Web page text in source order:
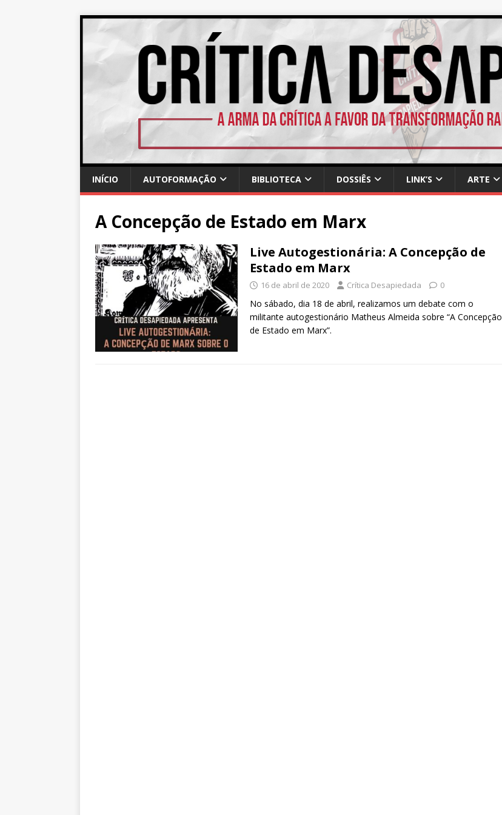
INÍCIO AUTOFORMAÇÃO BIBLIOTECA DOSSIÊS LINK’S ARTE
A Concepção de Estado em Marx
Live Autogestionária: A Concepção de
Estado em Marx
16 de abril de 2020 Crítica Desapiedada 0
No sábado, dia 18 de abril, realizamos um debate com o
militante autogestionário Matheus Almeida sobre “A Concepção
de Estado em Marx”.